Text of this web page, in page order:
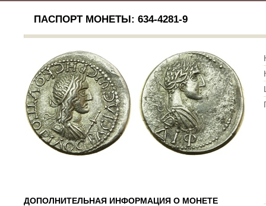
ПАСПОРТ МОНЕТЫ: 634-4281-9
ДОПОЛНИТЕЛЬНАЯ ИНФОРМАЦИЯ О МОНЕТЕ